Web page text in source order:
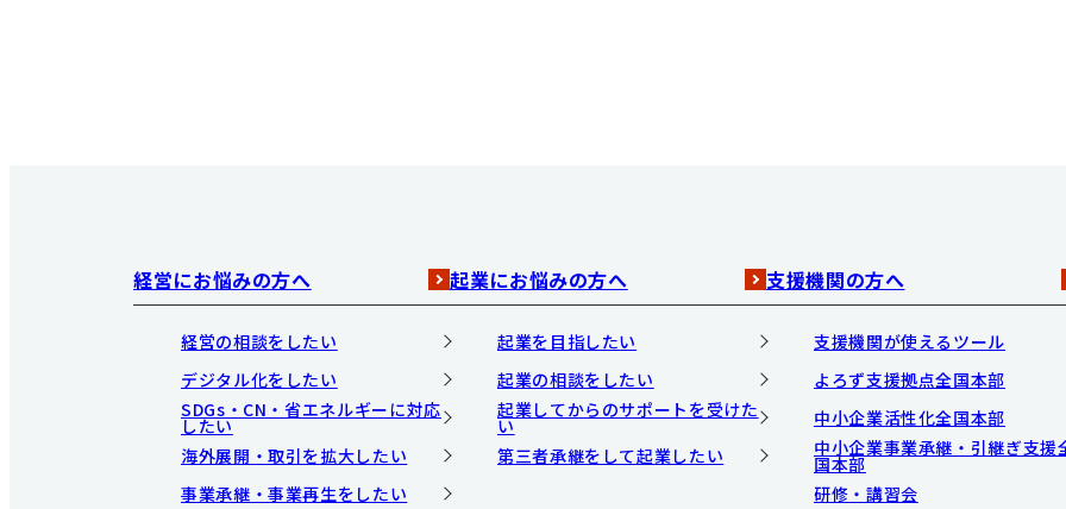
経営にお悩みの方へ
経営の相談をしたい
デジタル化をしたい
SDGs・CN・省エネルギーに対応
したい
海外展開・取引を拡大したい
事業承継・事業再生をしたい
起業にお悩みの方へ
起業を目指したい
起業の相談をしたい
起業してからのサポートを受けた
い
第三者承継をして起業したい
支援機関の方へ
支援機関が使えるツール
よろず支援拠点全国本部
中小企業活性化全国本部
中小企業事業承継・引継ぎ支援
国本部
研修・講習会